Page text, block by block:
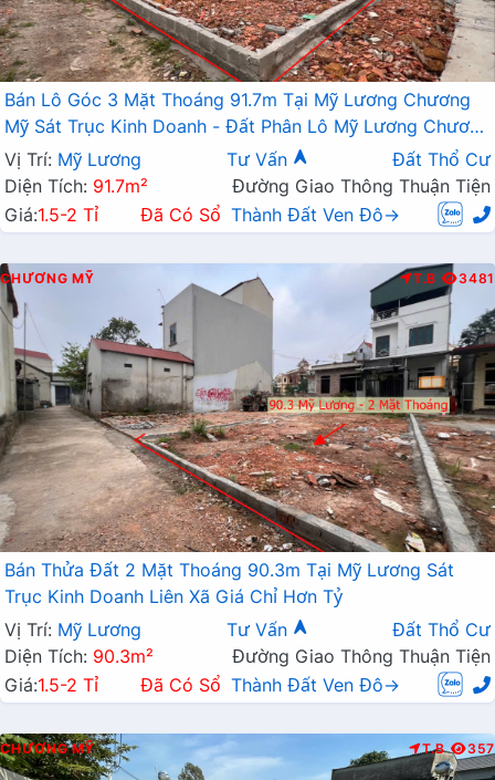
Bán Lô Góc 3 Mặt Thoáng 91.7m Tại Mỹ Lương Chương
Mỹ Sát Trục Kinh Doanh - Đất Phân Lô Mỹ Lương Chương
Mỹ
Vị Trí: Mỹ Lương Tư Vấn
Đất Thổ Cư
Diện Tích: 91.7m²
Đường Giao Thông Thuận Tiện
Giá:1.5-2 Tỉ Đã Có Sổ Thành Đất Ven Đô→
CHƯƠNG MỸ T.B 3481
Bán Thửa Đất 2 Mặt Thoáng 90.3m Tại Mỹ Lương Sát
Trục Kinh Doanh Liên Xã Giá Chỉ Hơn Tỷ
Vị Trí: Mỹ Lương Tư Vấn
Đất Thổ Cư
Diện Tích: 90.3m²
Đường Giao Thông Thuận Tiện
Giá:1.5-2 Tỉ Đã Có Sổ Thành Đất Ven Đô→
CHƯƠNG MỸ T.B 357